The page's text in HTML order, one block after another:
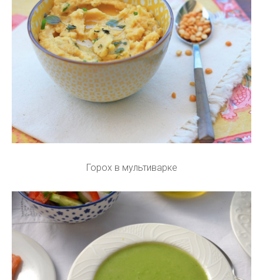
Горох в мультиварке